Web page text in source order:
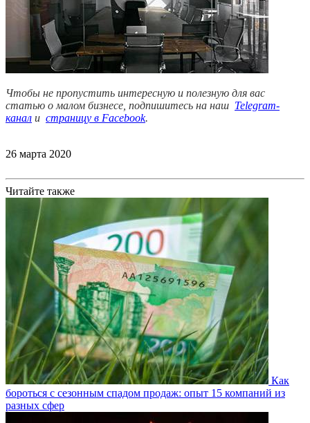
Чтобы не пропустить интересную и полезную для вас
статью о малом бизнесе, подпишитесь на наш Telegram-
канал и страницу в Facebook.
26 марта 2020
Читайте также
Как
бороться с сезонным спадом продаж: опыт 15 компаний из
разных сфер